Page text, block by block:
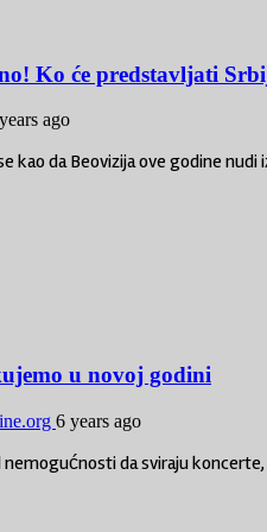
Ko će predstavljati
ago
kao da Beovizija ove godine
u novoj godini
6 years ago
nemogućnosti da sviraju